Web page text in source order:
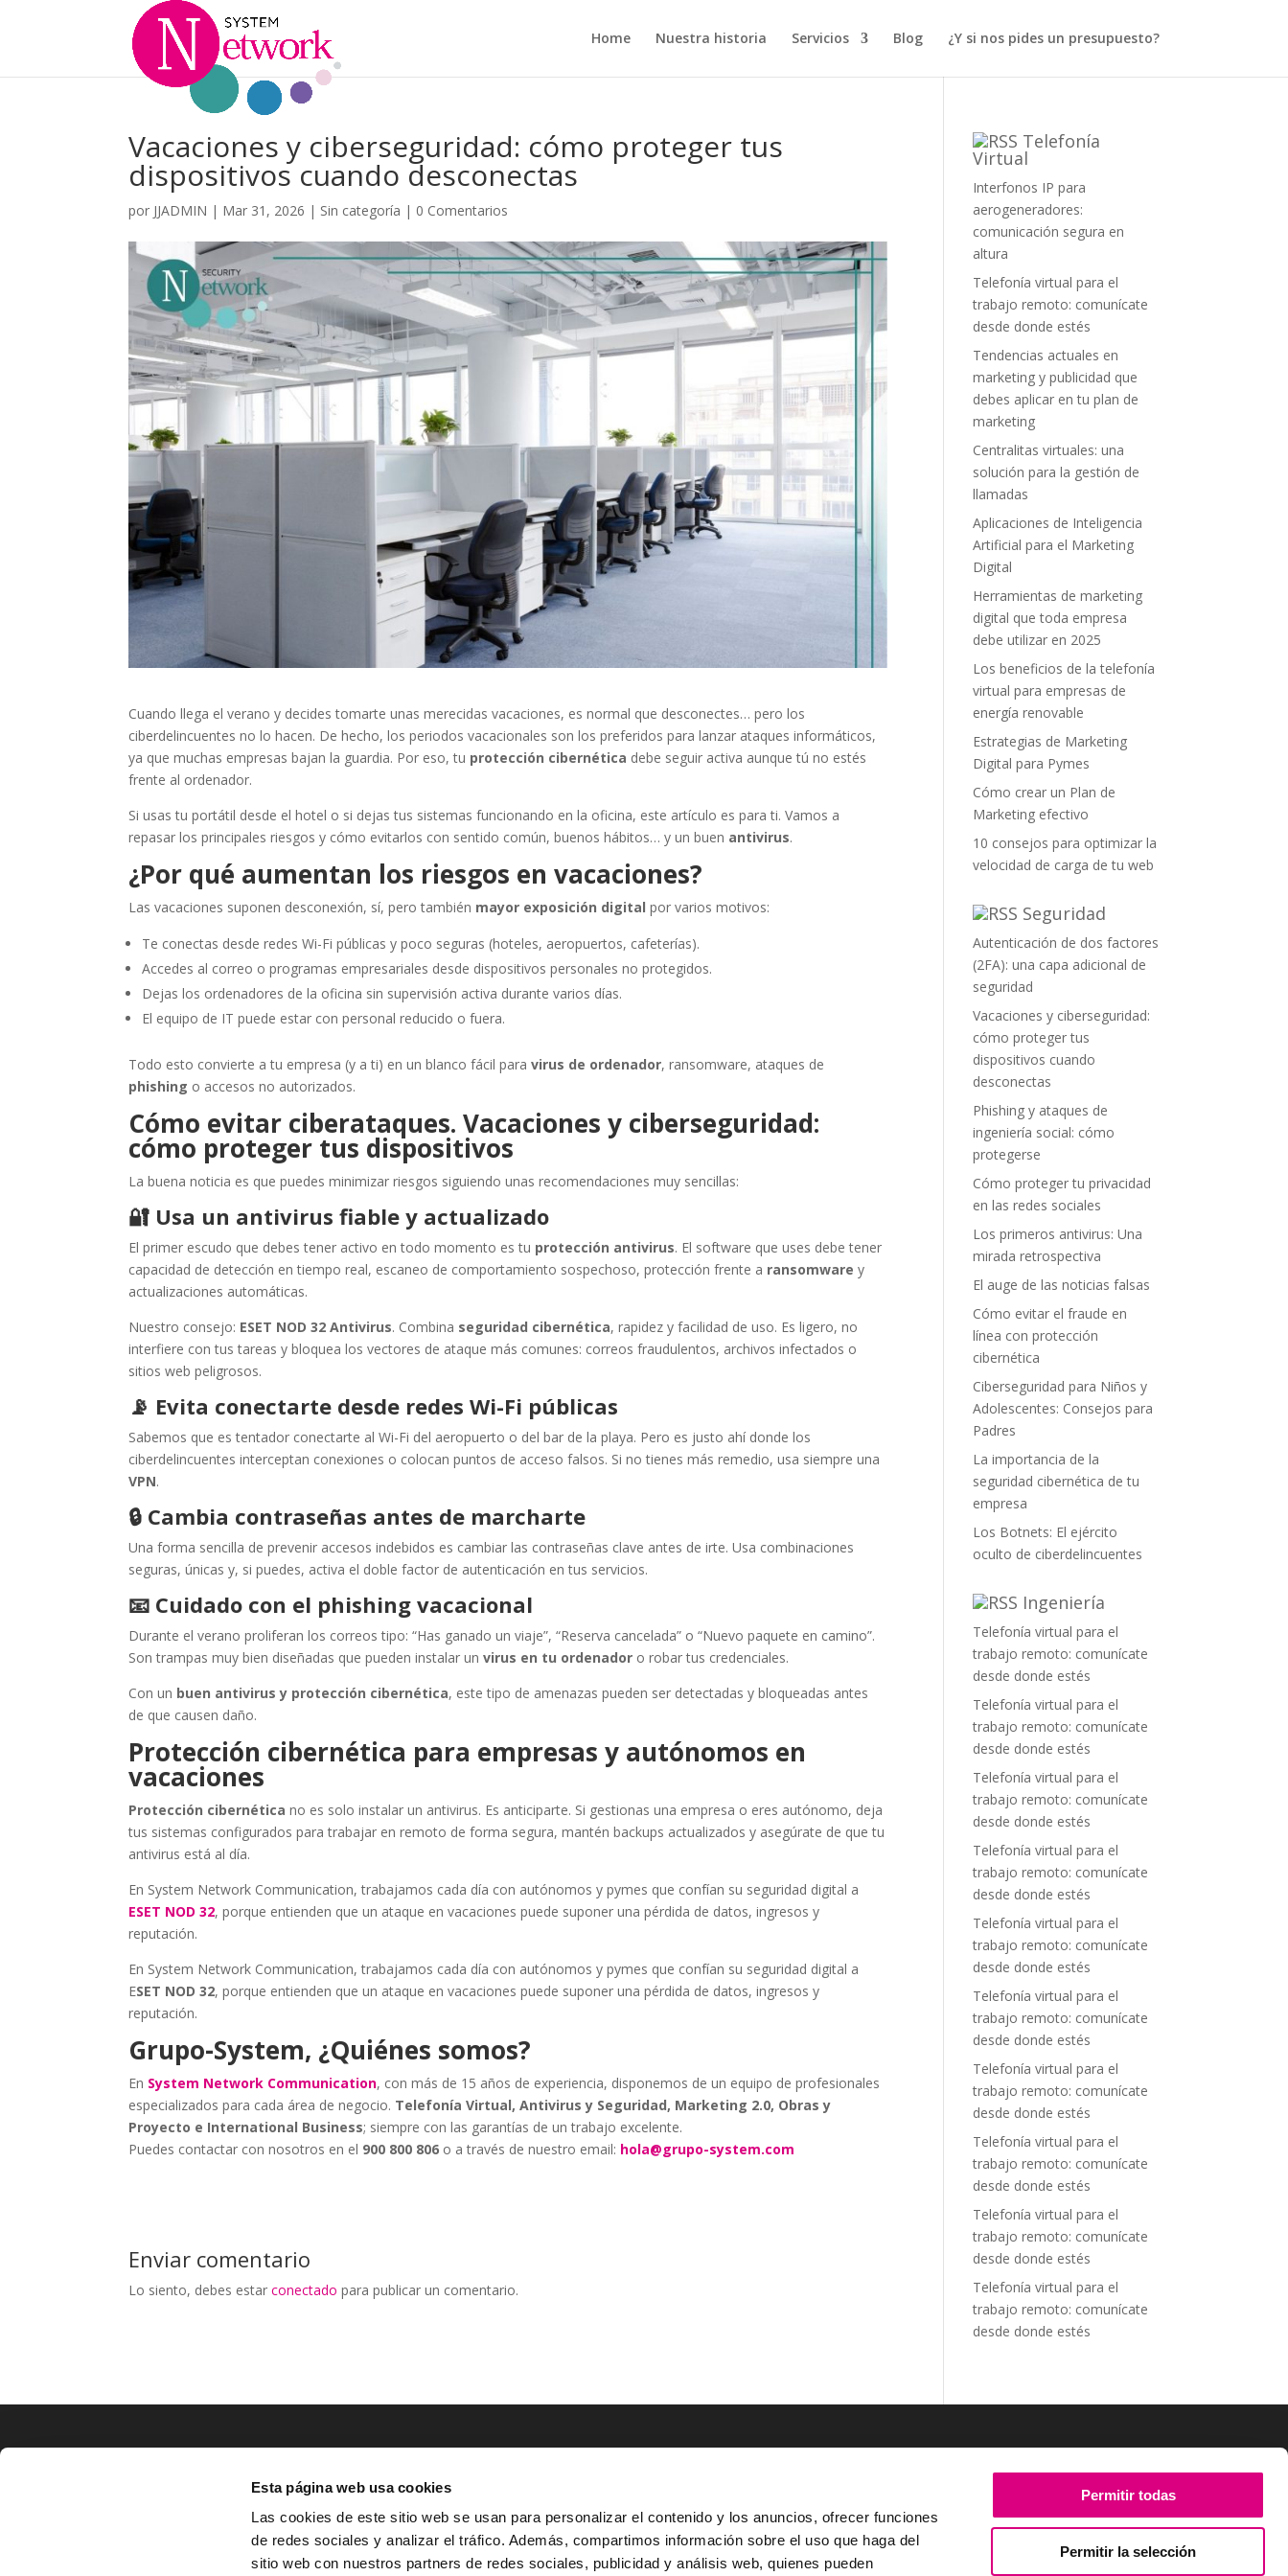
Esta página web usa cookies
Las cookies de este sitio web se usan para personalizar el contenido y los anuncios, ofrecer funciones
de redes sociales y analizar el tráfico. Además, compartimos información sobre el uso que haga del
sitio web con nuestros partners de redes sociales, publicidad y análisis web, quienes pueden
Permitir todas
Permitir la selección
Home Nuestra historia Servicios Blog ¿Y si nos pides un presupuesto?
Vacaciones y ciberseguridad: cómo proteger tus
dispositivos cuando desconectas
por JJADMIN | Mar 31, 2026 | Sin categoría | 0 Comentarios
Cuando llega el verano y decides tomarte unas merecidas vacaciones, es normal que desconectes… pero los
ciberdelincuentes no lo hacen. De hecho, los periodos vacacionales son los preferidos para lanzar ataques informáticos,
ya que muchas empresas bajan la guardia. Por eso, tu protección cibernética debe seguir activa aunque tú no estés
frente al ordenador.
Si usas tu portátil desde el hotel o si dejas tus sistemas funcionando en la oficina, este artículo es para ti. Vamos a
repasar los principales riesgos y cómo evitarlos con sentido común, buenos hábitos… y un buen antivirus.
¿Por qué aumentan los riesgos en vacaciones?
Las vacaciones suponen desconexión, sí, pero también mayor exposición digital por varios motivos:
Te conectas desde redes Wi-Fi públicas y poco seguras (hoteles, aeropuertos, cafeterías).
Accedes al correo o programas empresariales desde dispositivos personales no protegidos.
Dejas los ordenadores de la oficina sin supervisión activa durante varios días.
El equipo de IT puede estar con personal reducido o fuera.
Todo esto convierte a tu empresa (y a ti) en un blanco fácil paravirus de ordenador, ransomware, ataques de
phishing o accesos no autorizados.
Cómo evitar ciberataques. Vacaciones y ciberseguridad:
cómo proteger tus dispositivos
La buena noticia es que puedes minimizar riesgos siguiendo unas recomendaciones muy sencillas:
🔐 Usa un antivirus fiable y actualizado
El primer escudo que debes tener activo en todo momento es tu protección antivirus. El software que uses debe tener
capacidad de detección en tiempo real, escaneo de comportamiento sospechoso, protección frente a ransomware y
actualizaciones automáticas.
Nuestro consejo: ESET NOD 32 Antivirus. Combina seguridad cibernética, rapidez y facilidad de uso. Es ligero, no
interfiere con tus tareas y bloquea los vectores de ataque más comunes: correos fraudulentos, archivos infectados o
sitios web peligrosos.
📡 Evita conectarte desde redes Wi-Fi públicas
Sabemos que es tentador conectarte al Wi-Fi del aeropuerto o del bar de la playa. Pero es justo ahí donde los
ciberdelincuentes interceptan conexiones o colocan puntos de acceso falsos. Si no tienes más remedio, usa siempre una
VPN.
🔒 Cambia contraseñas antes de marcharte
Una forma sencilla de prevenir accesos indebidos es cambiar las contraseñas clave antes de irte. Usa combinaciones
seguras, únicas y, si puedes, activa el doble factor de autenticación en tus servicios.
📧 Cuidado con el phishing vacacional
Durante el verano proliferan los correos tipo: “Has ganado un viaje”, “Reserva cancelada” o “Nuevo paquete en camino”.
Son trampas muy bien diseñadas que pueden instalar unvirus en tu ordenador o robar tus credenciales.
Con un buen antivirus y protección cibernética, este tipo de amenazas pueden ser detectadas y bloqueadas antes
de que causen daño.
Protección cibernética para empresas y autónomos en
vacaciones
Protección cibernética no es solo instalar un antivirus. Es anticiparte. Si gestionas una empresa o eres autónomo, deja
tus sistemas configurados para trabajar en remoto de forma segura, mantén backups actualizados y asegúrate de que tu
antivirus está al día.
En System Network Communication, trabajamos cada día con autónomos y pymes que confían su seguridad digital a
ESET NOD 32, porque entienden que un ataque en vacaciones puede suponer una pérdida de datos, ingresos y
reputación.
En System Network Communication, trabajamos cada día con autónomos y pymes que confían su seguridad digital a
ESET NOD 32, porque entienden que un ataque en vacaciones puede suponer una pérdida de datos, ingresos y
reputación.
Grupo-System, ¿Quiénes somos?
En System Network Communication, con más de 15 años de experiencia, disponemos de un equipo de profesionales
especializados para cada área de negocio. Telefonía Virtual, Antivirus y Seguridad, Marketing 2.0, Obras y
Proyecto e International Business; siempre con las garantías de un trabajo excelente.
Puedes contactar con nosotros en el 900 800 806 o a través de nuestro email: hola@grupo-system.com
Enviar comentario
Lo siento, debes estarconectado para publicar un comentario.
Telefonía
Virtual
Interfonos IP para
aerogeneradores:
comunicación segura en
altura
Telefonía virtual para el
trabajo remoto: comunícate
desde donde estés
Tendencias actuales en
marketing y publicidad que
debes aplicar en tu plan de
marketing
Centralitas virtuales: una
solución para la gestión de
llamadas
Aplicaciones de Inteligencia
Artificial para el Marketing
Digital
Herramientas de marketing
digital que toda empresa
debe utilizar en 2025
Los beneficios de la telefonía
virtual para empresas de
energía renovable
Estrategias de Marketing
Digital para Pymes
Cómo crear un Plan de
Marketing efectivo
10 consejos para optimizar la
velocidad de carga de tu web
Seguridad
Autenticación de dos factores
(2FA): una capa adicional de
seguridad
Vacaciones y ciberseguridad:
cómo proteger tus
dispositivos cuando
desconectas
Phishing y ataques de
ingeniería social: cómo
protegerse
Cómo proteger tu privacidad
en las redes sociales
Los primeros antivirus: Una
mirada retrospectiva
El auge de las noticias falsas
Cómo evitar el fraude en
línea con protección
cibernética
Ciberseguridad para Niños y
Adolescentes: Consejos para
Padres
La importancia de la
seguridad cibernética de tu
empresa
Los Botnets: El ejército
oculto de ciberdelincuentes
Ingeniería
Telefonía virtual para el
trabajo remoto: comunícate
desde donde estés
Telefonía virtual para el
trabajo remoto: comunícate
desde donde estés
Telefonía virtual para el
trabajo remoto: comunícate
desde donde estés
Telefonía virtual para el
trabajo remoto: comunícate
desde donde estés
Telefonía virtual para el
trabajo remoto: comunícate
desde donde estés
Telefonía virtual para el
trabajo remoto: comunícate
desde donde estés
Telefonía virtual para el
trabajo remoto: comunícate
desde donde estés
Telefonía virtual para el
trabajo remoto: comunícate
desde donde estés
Telefonía virtual para el
trabajo remoto: comunícate
desde donde estés
Telefonía virtual para el
trabajo remoto: comunícate
desde donde estés
LOCALIZACIÓN
Av. Zaragoza, Nº37, 1ºB,
31500 Tudela, Navarra
CONTACTO
 Tel.: (+34) 900 800 806 ^ Aviso Legal